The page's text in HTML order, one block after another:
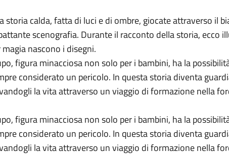
storia calda, fatta di luci e di ombre, giocate attraverso il
scenografia. Durante il racconto della storia, ecco
magia nascono i disegni.
figura minacciosa non solo per i bambini, ha la
considerato un pericolo. In questa storia diventa
la vita attraverso un viaggio di formazione nella
figura minacciosa non solo per i bambini, ha la
considerato un pericolo. In questa storia diventa
la vita attraverso un viaggio di formazione nella